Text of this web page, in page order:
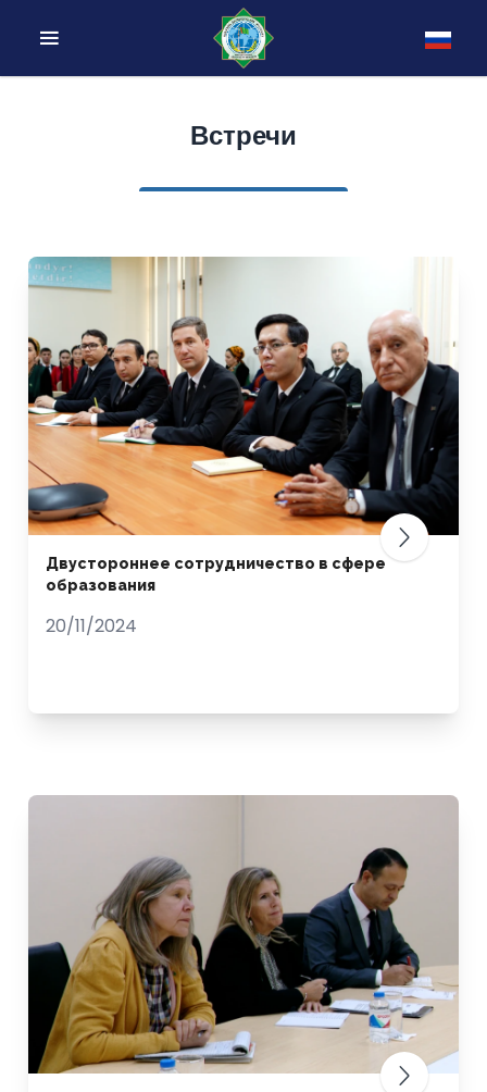
Встречи
Двустороннее сотрудничество в сфере
образования
20/11/2024